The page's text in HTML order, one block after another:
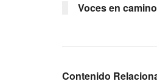
Voces en
Contenido